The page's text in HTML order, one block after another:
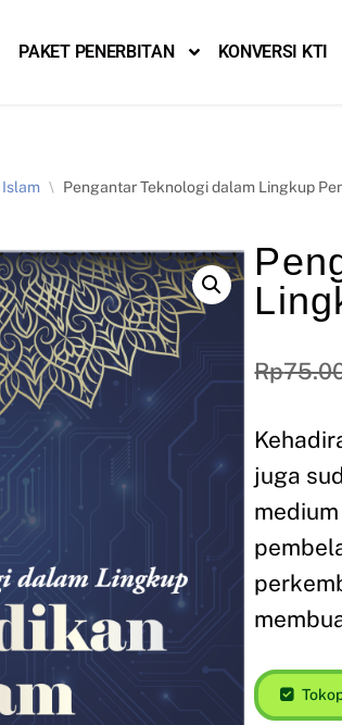
PAKET PENERBITAN KONVERSI KTI
Islam \ Pengantar Teknologi dalam Lingkup
Rp
juga